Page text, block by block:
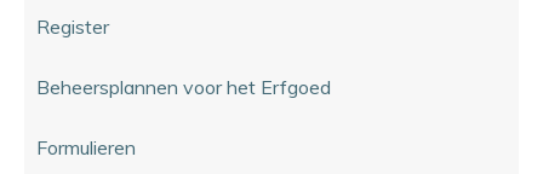
Register
Beheersplannen voor het Erfgoed
Formulieren